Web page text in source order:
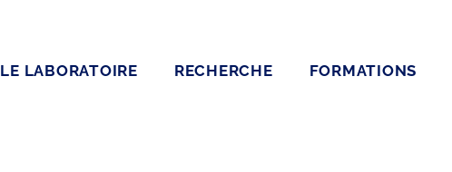
LE LABORATOIRE RECHERCHE FORMATIONS